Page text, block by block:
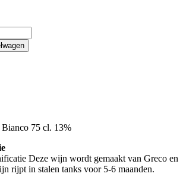
75 cl. 13%
Deze wijn wordt gemaakt van Greco en
rijpt in stalen tanks voor 5-6 maanden.